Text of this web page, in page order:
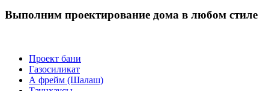
Выполним проектирование дома в любом стиле
Проект бани
Газосиликат
А фрейм (Шалаш)